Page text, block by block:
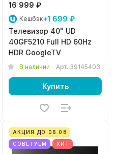
16 999 ₽
Кешбэк+1 699 ₽
Телевизор 40" UD
40GF5210 Full HD 60Hz
HDR GoogleTV
В наличии Арт. 39145403
Купить
АКЦИЯ ДО 06.08
СОВЕТУЕМ
ХИТ